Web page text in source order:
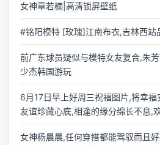
女神章若楠|高清锁屏壁纸
#铭阳模特 [玫瑰]江南布衣,吉林西站
前广东球员疑似与模特女友复合,朱
少杰韩国游玩
6月17日早上好周三祝福图片,将幸
友谊珍藏心底,相逢的缘分绵长不息,
女神杨晨晨,任何穿搭都能驾驭而且